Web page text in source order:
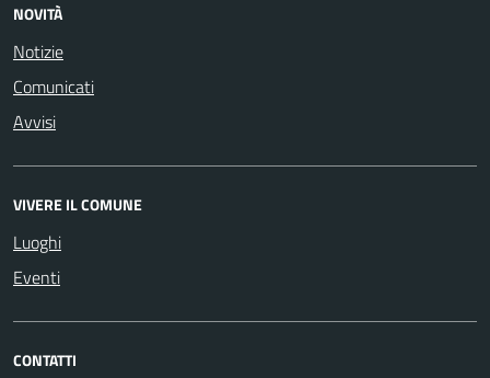
NOVITÀ
Notizie
Comunicati
Avvisi
VIVERE IL COMUNE
Luoghi
Eventi
CONTATTI